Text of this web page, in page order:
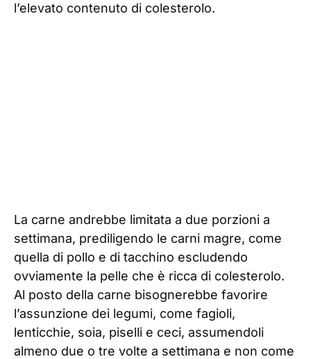
l’elevato contenuto di colesterolo.
La carne andrebbe limitata a due porzioni a
settimana, prediligendo le carni magre, come
quella di pollo e di tacchino escludendo
ovviamente la pelle che è ricca di colesterolo.
Al posto della carne bisognerebbe favorire
l’assunzione dei legumi, come fagioli,
lenticchie, soia, piselli e ceci, assumendoli
almeno due o tre volte a settimana e non come